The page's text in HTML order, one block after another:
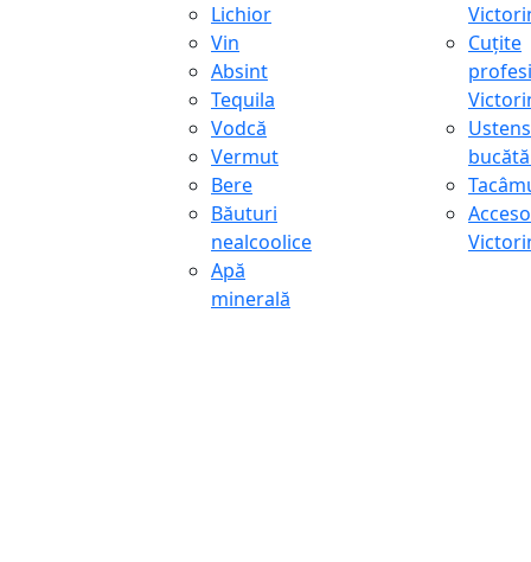
Lichior
Vin
Absint
Tequila
Vodcă
Vermut
Bere
Băuturi
nealcoolice
Apă
minerală
Cuțite